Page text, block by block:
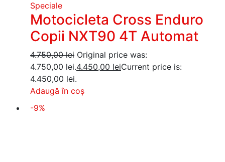
Speciale
Motocicleta Cross Enduro
Copii NXT90 4T Automat
4.750,00lei Original price was:
4.750,00 lei.4.450,00 leiCurrent price is:
4.450,00 lei.
Adaugă în coș
-9%